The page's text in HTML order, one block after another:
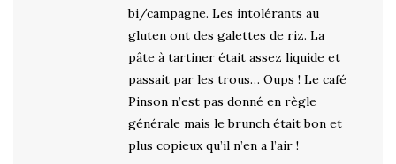
bi/campagne. Les intolérants au
gluten ont des galettes de riz. La
pâte à tartiner était assez liquide et
passait par les trous… Oups ! Le café
Pinson n’est pas donné en règle
générale mais le brunch était bon et
plus copieux qu’il n’en a l’air !